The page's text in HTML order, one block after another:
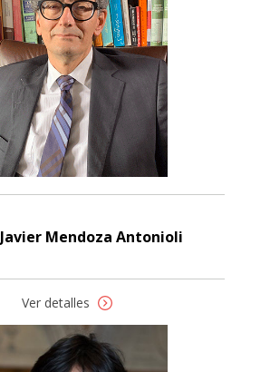
Mendoza Antonioli
Ver detalles